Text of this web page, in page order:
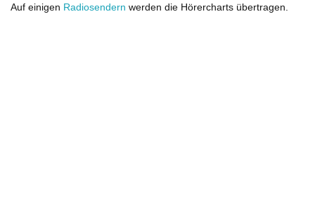
Auf einigen Radiosendern werden die Hörercharts übertragen.